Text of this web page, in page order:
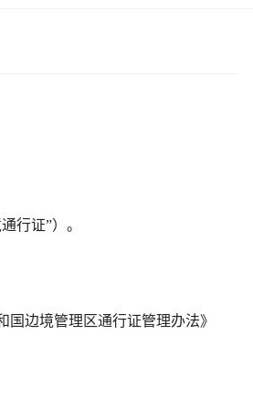
行证”）。
边境管理区通行证管理办法》